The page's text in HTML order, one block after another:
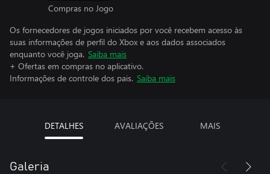
Compras no Jogo
Os fornecedores de jogos iniciados por você recebem acesso às
suas informações de perfil do Xbox e aos dados associados
enquanto você joga. Saiba mais
+ Ofertas em compras no aplicativo.
Informações de controle dos pais. Saiba mais
DETALHES AVALIAÇÕES MAIS
Galeria